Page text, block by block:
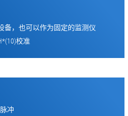
备，也可以作为固定的监测仪
校准
冲